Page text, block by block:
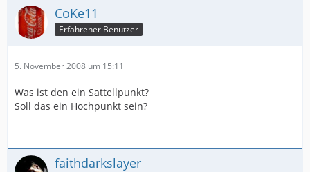
CoKe11
Erfahrener Benutzer
5. November 2008 um 15:11
Was ist den ein Sattellpunkt?
Soll das ein Hochpunkt sein?
faithdarkslayer